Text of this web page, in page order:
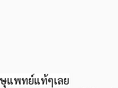
แพทย์แท้ๆเลย